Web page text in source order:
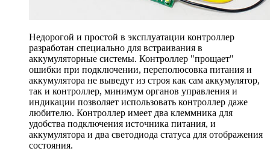
Недорогой и простой в эксплуатации контроллер
разработан специально для встраивания в
аккумуляторные системы. Контроллер "прощает"
ошибки при подключении, переполюсовка питания и
аккумулятора не выведут из строя как сам аккумулятор,
так и контроллер, минимум органов управления и
индикации позволяет использовать контроллер даже
любителю. Контроллер имеет два клеммника для
удобства подключения источника питания, и
аккумулятора и два светодиода статуса для отображения
состояния.